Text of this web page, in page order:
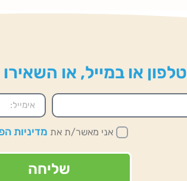
או במייל, או
אני מאשר/ת את מדיניות
שליחה